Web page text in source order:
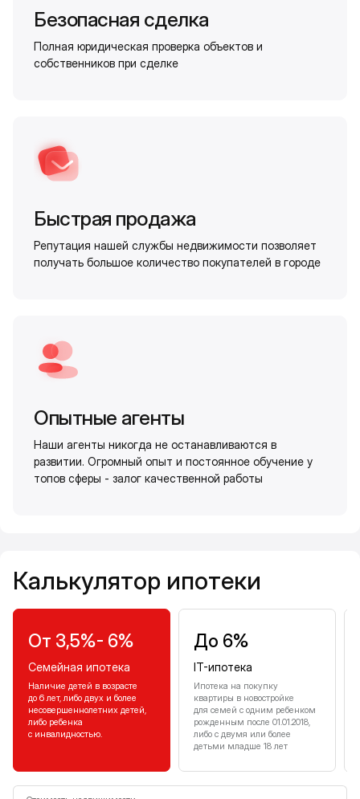
Безопасная сделка
Полная юридическая проверка объектов и
собственников при сделке
Быстрая продажа
Репутация нашей службы недвижимости позволяет
получать большое количество покупателей в городе
Опытные агенты
Наши агенты никогда не останавливаются в
развитии. Огромный опыт и постоянное обучение у
топов сферы - залог качественной работы
Калькулятор ипотеки
От 3,5%- 6%
Семейная ипотека
Наличие детей в возрасте
до 6 лет, либо двух и более
несовершеннолетних детей,
либо ребенка
с инвалидностью.
До 6%
IT-ипотека
Ипотека на покупку
квартиры в новостройке
для семей с одним ребенком
рожденным после 01.01.2018,
либо с двумя или более
детьми младше 18 лет